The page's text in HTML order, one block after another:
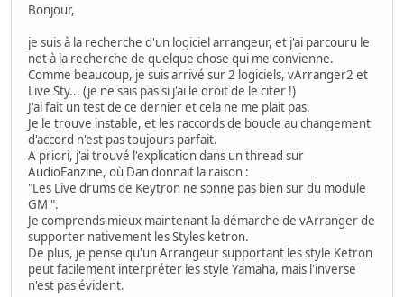
Bonjour,
je suis à la recherche d'un logiciel arrangeur, et j'ai parcouru le
net à la recherche de quelque chose qui me convienne.
Comme beaucoup, je suis arrivé sur 2 logiciels, vArranger2 et
Live Sty... (je ne sais pas si j'ai le droit de le citer !)
J'ai fait un test de ce dernier et cela ne me plait pas.
Je le trouve instable, et les raccords de boucle au changement
d'accord n'est pas toujours parfait.
A priori, j'ai trouvé l'explication dans un thread sur
AudioFanzine, où Dan donnait la raison :
"Les Live drums de Keytron ne sonne pas bien sur du module
GM ".
Je comprends mieux maintenant la démarche de vArranger de
supporter nativement les Styles ketron.
De plus, je pense qu'un Arrangeur supportant les style Ketron
peut facilement interpréter les style Yamaha, mais l'inverse
n'est pas évident.